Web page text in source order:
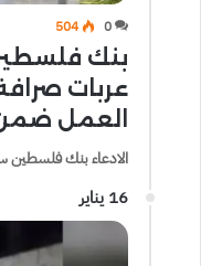
0
504
بنك
عربات
العمل
الادعاء بنك
16 يناير